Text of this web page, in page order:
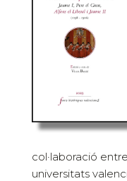
col·laboració
universitats